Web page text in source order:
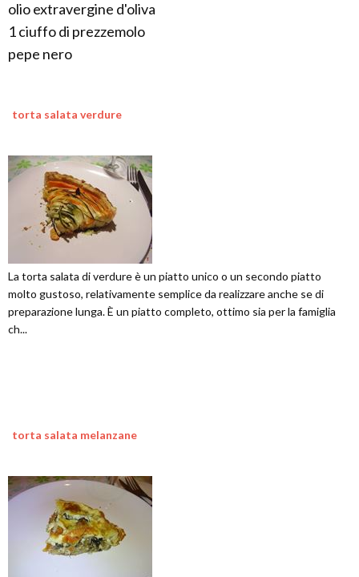
olio extravergine d'oliva
1 ciuffo di prezzemolo
pepe nero
torta salata verdure
La torta salata di verdure è un piatto unico o un secondo piatto
molto gustoso, relativamente semplice da realizzare anche se di
preparazione lunga. È un piatto completo, ottimo sia per la famiglia
ch...
torta salata melanzane